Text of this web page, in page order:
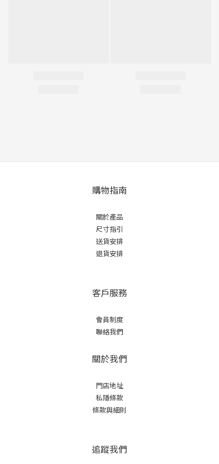
購物指南
關於產品
尺寸指引
送貨安排
退貨安排
客戶服務
會員制度
聯絡我們
關於我們
門店地址
私隱條款
條款與細則
追蹤我們